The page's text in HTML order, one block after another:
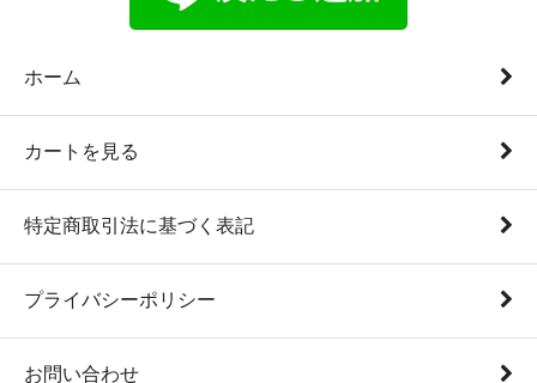
ホーム
カートを見る
特定商取引法に基づく表記
プライバシーポリシー
お問い合わせ